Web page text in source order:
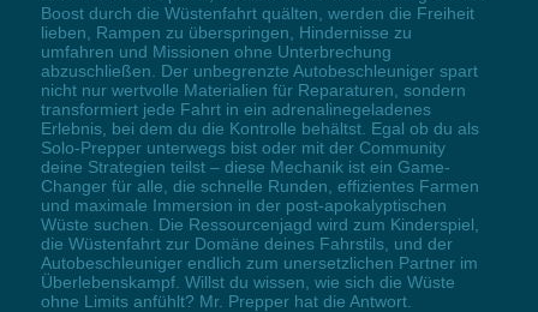
Boost durch die Wüstenfahrt quälten, werden die Freiheit
lieben, Rampen zu überspringen, Hindernisse zu
umfahren und Missionen ohne Unterbrechung
abzuschließen. Der unbegrenzte Autobeschleuniger spart
nicht nur wertvolle Materialien für Reparaturen, sondern
transformiert jede Fahrt in ein adrenalinegeladenes
Erlebnis, bei dem du die Kontrolle behältst. Egal ob du als
Solo-Prepper unterwegs bist oder mit der Community
deine Strategien teilst – diese Mechanik ist ein Game-
Changer für alle, die schnelle Runden, effizientes Farmen
und maximale Immersion in der post-apokalyptischen
Wüste suchen. Die Ressourcenjagd wird zum Kinderspiel,
die Wüstenfahrt zur Domäne deines Fahrstils, und der
Autobeschleuniger endlich zum unersetzlichen Partner im
Überlebenskampf. Willst du wissen, wie sich die Wüste
ohne Limits anfühlt? Mr. Prepper hat die Antwort.